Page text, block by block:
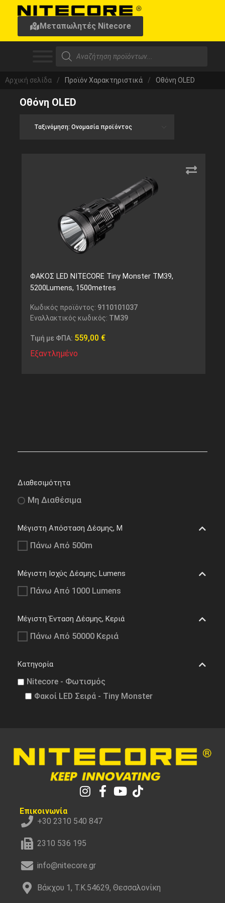
Μεταπωλητές Nitecore
Αρχική σελίδα / Προϊόν Χαρακτηριστικά / Οθόνη OLED
Οθόνη OLED
ΦΑΚΟΣ LED NITECORE Tiny Monster TM39,
5200Lumens, 1500metres
Κωδικός προϊόντος: 9110101037
Εναλλακτικός κωδικός: TM39
Τιμή με ΦΠΑ: 559,00 €
Εξαντλημένο
Διαθεσιμότητα
Μη Διαθέσιμα
Μέγιστη Απόσταση Δέσμης, M
Πάνω Από 500m
Μέγιστη Ισχύς Δέσμης, Lumens
Πάνω Από 1000 Lumens
Μέγιστη Ένταση Δέσμης, Κεριά
Πάνω Από 50000 Κεριά
Κατηγορία
Nitecore - Φωτισμός
Φακοί LED Σειρά - Tiny Monster
Επικοινωνία
+30 2310 540 847
2310 536 195
info@nitecore.gr
Βάκχου 1, Τ.Κ.54629, Θεσσαλονίκη